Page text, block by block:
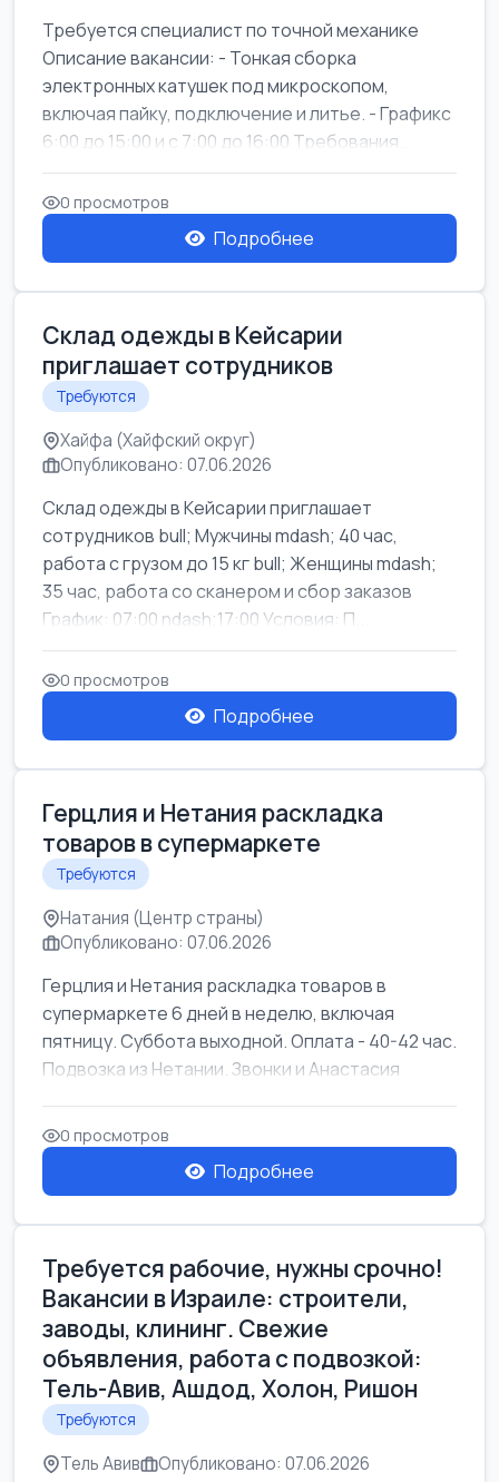
Требуется специалист по точной механике
Описание вакансии: - Тонкая сборка
электронных катушек под микроскопом,
включая пайку, подключение и литье. - Графикс
6:00 до 15:00 и с 7:00 до 16:00 Требования...
0 просмотров
Подробнее
Склад одежды в Кейсарии
приглашает сотрудников
Требуются
Хайфа (Хайфский округ)
Опубликовано: 07.06.2026
Склад одежды в Кейсарии приглашает
сотрудников bull; Мужчины mdash; 40 час,
работа с грузом до 15 кг bull; Женщины mdash;
35 час, работа со сканером и сбор заказов
График: 07:00 ndash;17:00 Условия: П...
0 просмотров
Подробнее
Герцлия и Нетания раскладка
товаров в супермаркете
Требуются
Натания (Центр страны)
Опубликовано: 07.06.2026
Герцлия и Нетания раскладка товаров в
супермаркете 6 дней в неделю, включая
пятницу. Суббота выходной. Оплата - 40-42 час.
Подвозка из Нетании. Звонки и Анастасия
0 просмотров
Подробнее
Требуется рабочие, нужны срочно!
Вакансии в Израиле: строители,
заводы, клининг. Свежие
объявления, работа с подвозкой:
Тель-Авив, Ашдод, Холон, Ришон
Требуются
Тель Авив Опубликовано: 07.06.2026